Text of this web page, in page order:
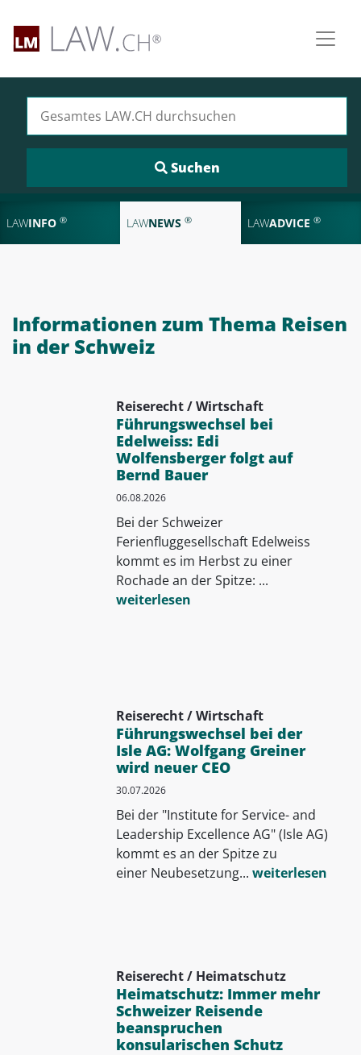
LAWINFO ® LAWNEWS ® LAWADVICE ®
Informationen zum Thema Reisen
in der Schweiz
Reiserecht / Wirtschaft
Führungswechsel bei
Edelweiss: Edi
Wolfensberger folgt auf
Bernd Bauer
06.08.2026
Bei der Schweizer
Ferienfluggesellschaft Edelweiss
kommt es im Herbst zu einer
Rochade an der Spitze: ...
weiterlesen
Reiserecht / Wirtschaft
Führungswechsel bei der
Isle AG: Wolfgang Greiner
wird neuer CEO
30.07.2026
Bei der "Institute for Service- and
Leadership Excellence AG" (Isle AG)
kommt es an der Spitze zu
einer Neubesetzung... weiterlesen
Reiserecht / Heimatschutz
Heimatschutz: Immer mehr
Schweizer Reisende
beanspruchen
konsularischen Schutz